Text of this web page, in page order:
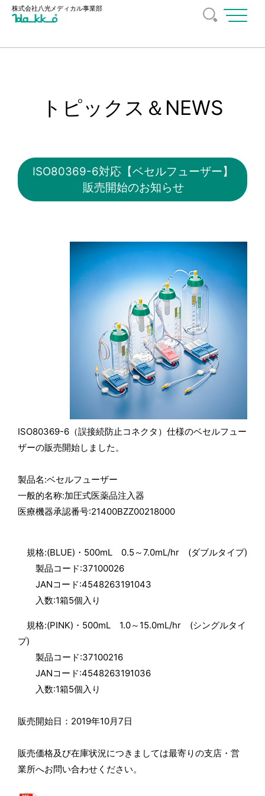
株式会社八光メディカル事業部
メ
トピックス＆NEWS
ISO80369-6対応【ベセルフューザー】
販売開始のお知らせ
ISO80369-6（誤接続防止コネクタ）仕様のベセルフュー
ザーの販売開始しました。
製品名:ベセルフューザー
一般的名称:加圧式医薬品注入器
医療機器承認番号:21400BZZ00218000
規格:(BLUE)・500mL 0.5～7.0mL/hr (ダブルタイプ)
製品コード:37100026
JANコード:4548263191043
入数:1箱5個入り
規格:(PINK)・500mL 1.0～15.0mL/hr (シングルタイ
プ)
製品コード:37100216
JANコード:4548263191036
入数:1箱5個入り
販売開始日：2019年10月7日
販売価格及び在庫状況につきましては最寄りの支店・営
業所へお問い合わせください。